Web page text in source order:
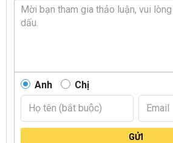
Anh Chị
GỬI